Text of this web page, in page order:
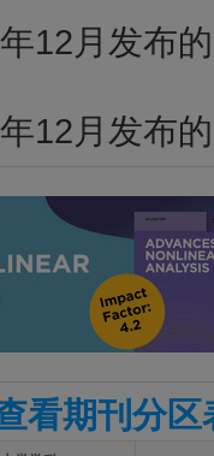
12月发布
12月发布
看期刊分区